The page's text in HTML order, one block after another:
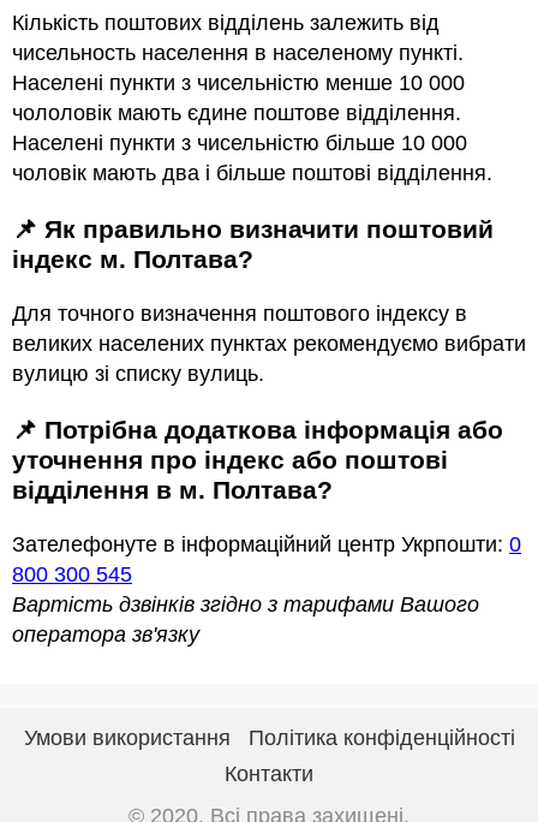
Кількість поштових відділень залежить від
чисельность населення в населеному пункті.
Населені пункти з чисельністю менше 10 000
чололовік мають єдине поштове відділення.
Населені пункти з чисельністю більше 10 000
чоловік мають два і більше поштові відділення.
📌 Як правильно визначити поштовий
індекс м. Полтава?
Для точного визначення поштового індексу в
великих населених пунктах рекомендуємо вибрати
вулицю зі списку вулиць.
📌 Потрібна додаткова інформація або
уточнення про індекс або поштові
відділення в м. Полтава?
Зателефонуте в інформаційний центр Укрпошти: 0
800 300 545
Вартість дзвінків згідно з тарифами Вашого
оператора зв'язку
Умови використання
Політика конфіденційності
Контакти
© 2020. Всі права захищені.